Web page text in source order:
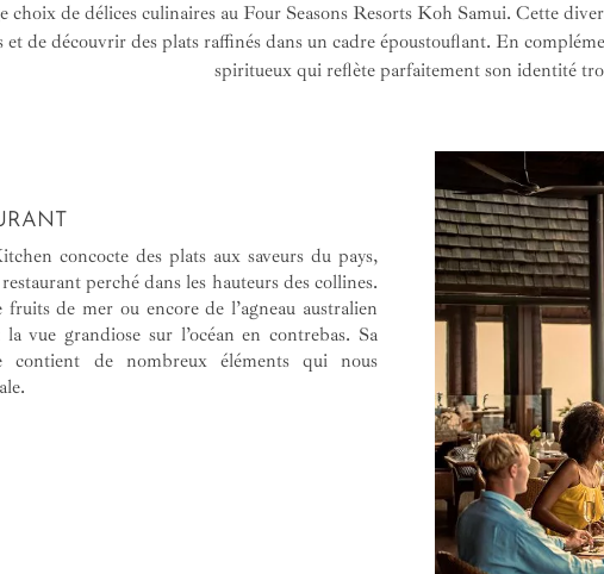
choix de délices culinaires au Four Seasons Resorts Koh Samui. Cette
et de découvrir des plats raffinés dans un cadre époustouflant. En
spiritueux qui reflète parfaitement son identité
concocte des plats aux saveurs du pays,
perché dans les hauteurs des collines.
de mer ou encore de l’agneau australien
vue grandiose sur l’océan en contrebas. Sa
contient de nombreux éléments qui nous